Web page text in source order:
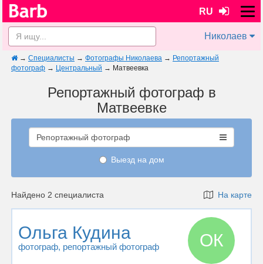
RU
Николаев
→ Специалисты → Фотографы Николаева → Репортажный
фотограф → Центральный → Матвеевка
Репортажный фотограф в
Матвеевке
Репортажный фотограф
Выезд на дом
Найдено 2 специалиста На карте
Ольга Кудина
фотограф, репортажный фотограф ОК